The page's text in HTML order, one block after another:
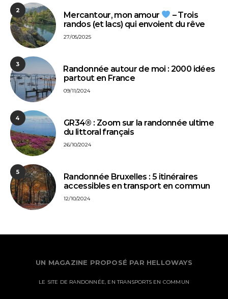
2
Mercantour, mon amour
– Trois
randos (et lacs) qui envoient du rêve
27/05/2025
3
⁠Randonnée autour de moi : 2000 idées
partout en France
09/11/2024
4
GR34® : Zoom sur la randonnée ultime
du littoral français
26/10/2024
5
Randonnée Bruxelles : 5 itinéraires
accessibles en transport en commun
12/10/2024
UN MAGAZINE PROPOSÉ PAR HELLOWAYS
LE SITE DE RANDONNÉE, EN TRANSPORTS EN COMMUN